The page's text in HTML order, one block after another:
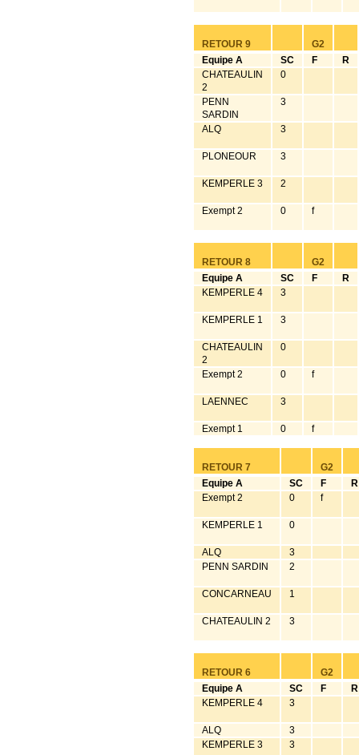
RETOUR 9
G2
Equipe A
SC F
R
CHATEAULIN
2
0
PENN
SARDIN
3
ALQ 3
PLONEOUR 3
KEMPERLE 3 2
Exempt 2 0 f
RETOUR 8
G2
Equipe A
SC F
R
KEMPERLE 4
3
KEMPERLE 1 3
CHATEAULIN
2
0
Exempt 2 0 f
LAENNEC 3
Exempt 1 0 f
RETOUR 7
G2
Equipe A
SC F
R
Exempt 2
0 f
KEMPERLE 1 0
ALQ
3
PENN SARDIN
2
CONCARNEAU 1
CHATEAULIN 2 3
RETOUR 6
G2
Equipe A
SC F
R
KEMPERLE 4
3
ALQ
3
KEMPERLE 3
3